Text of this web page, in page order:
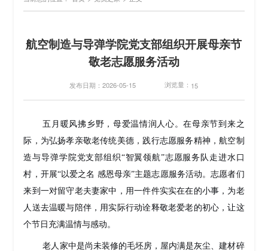
航空制造与导弹学院党支部组织开展母亲节
敬老志愿服务活动
发布日期：2026-05-15 浏览量： 15
五月暖风拂乡野，母爱温情润人心。在母亲节到来之
际，为弘扬孝亲敬老传统美德，践行志愿服务精神，航空制
造与导弹学院党支部组织“智翼领航”志愿服务队走进水口
村，开展“以爱之名 感恩母亲”主题志愿服务活动。志愿者们
来到一对留守老夫妻家中，用一件件实实在在的小事，为老
人送去温暖与陪伴，用实际行动诠释敬老爱老的初心，让这
个节日充满温情与感动。
老人家中是尚未装修的毛坯房，屋内满是灰尘、建材碎